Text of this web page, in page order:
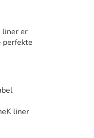
liner er
perfekte
liner